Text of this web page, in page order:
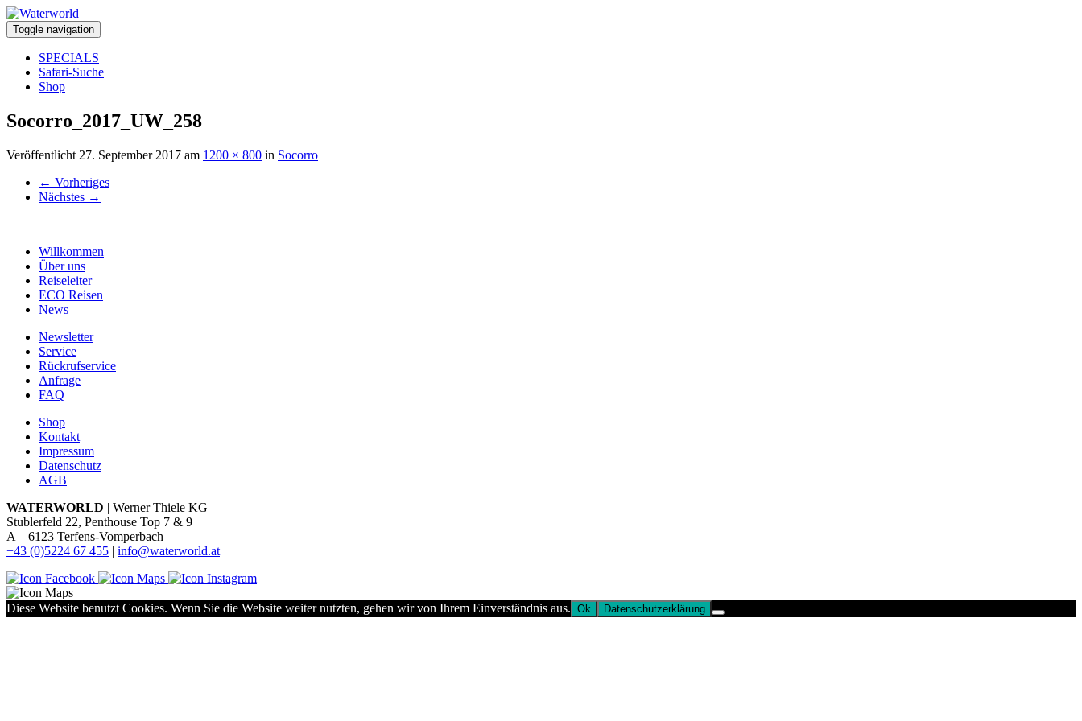
Toggle navigation
SPECIALS
Safari-Suche
Shop
Socorro_2017_UW_258
Veröffentlicht 27. September 2017 am 1200 × 800 in Socorro
← Vorheriges
Nächstes →
Willkommen
Über uns
Reiseleiter
ECO Reisen
News
Newsletter
Service
Rückrufservice
Anfrage
FAQ
Shop
Kontakt
Impressum
Datenschutz
AGB
WATERWORLD | Werner Thiele KG
Stublerfeld 22, Penthouse Top 7 & 9
A – 6123 Terfens-Vomperbach
+43 (0)5224 67 455 | info@waterworld.at
Diese Website benutzt Cookies. Wenn Sie die Website weiter nutzten, gehen wir von Ihrem Einverständnis aus. Ok Datenschutzerklärung